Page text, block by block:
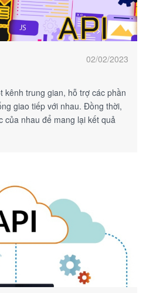
02/02/2023
kênh trung gian, hỗ trợ các phần
giao tiếp với nhau. Đồng thời,
của nhau để mang lại kết quả